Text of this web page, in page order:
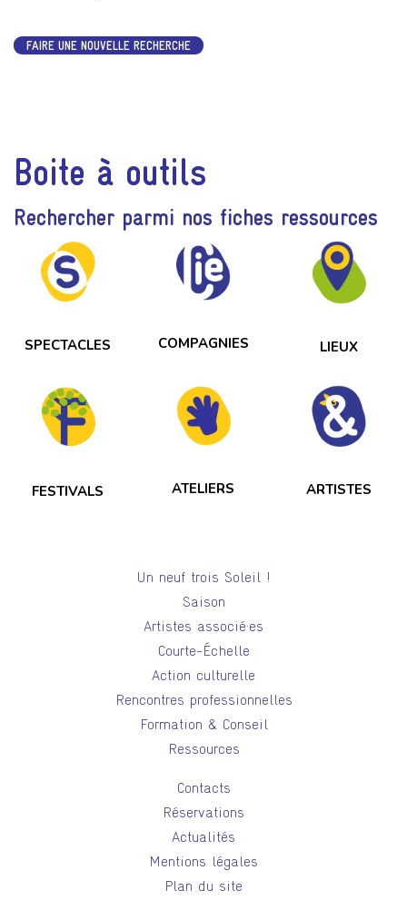
FAIRE UNE NOUVELLE RECHERCHE
Boite à outils
Rechercher parmi nos fiches ressources
SPECTACLES COMPAGNIES LIEUX
FESTIVALS ATELIERS ARTISTES
Un neuf trois Soleil !
Saison
Artistes associé·es
Courte-Échelle
Action culturelle
Rencontres professionnelles
Formation & Conseil
Ressources
Contacts
Réservations
Actualités
Mentions légales
Plan du site